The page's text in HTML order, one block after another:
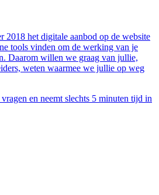
2018 het digitale aanbod op de website
tools vinden om de werking van je
Daarom willen we graag van jullie,
weten waarmee we jullie op weg
en neemt slechts 5 minuten tijd in